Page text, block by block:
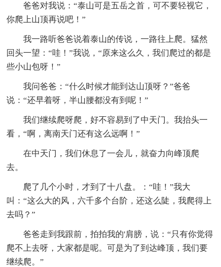
爸爸对我说：“泰山可是五岳之首，可不要轻视它，
你爬上山顶再说吧！”
我一路听爸爸说着泰山的传说，一路往上爬。猛然
回头一望：“哇！”我说，“原来这么久，我们爬过的都是
些小山包呀！”
我问爸爸：“什么时候才能到达山顶呀？”爸爸
说：“还早着呀，半山腰都没有到呢！”
我们继续爬呀爬，好不容易到了中天门。我抬头一
看，“啊，离南天门还有这么远啊！”
在中天门，我们休息了一会儿，就奋力向峰顶爬
去。
爬了几个小时，才到了十八盘。：“哇！”我大
叫：“这么大的风，六千多个台阶，还这么陡，我爬得上
去吗？”
爸爸走到我跟前，拍拍我的'肩膀，说：“只有你觉得
爬不上去呀，大家都是呢。可是为了到达峰顶，我们要
继续爬。”